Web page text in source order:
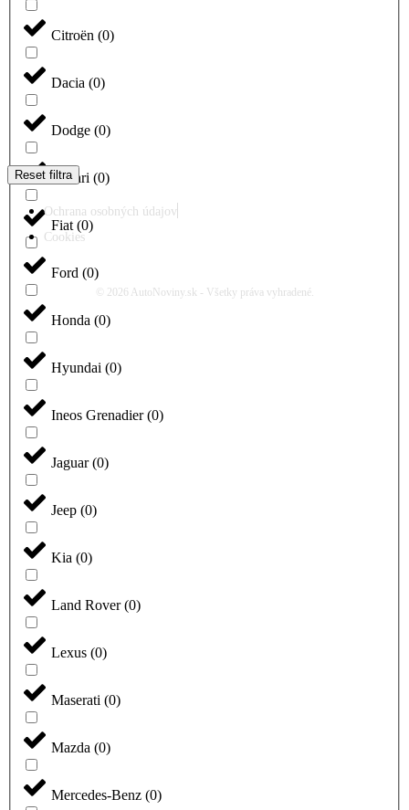
Citroën (0)
Dacia (0)
Dodge (0)
Ferrari (0)
Fiat (0)
Ford (0)
Honda (0)
Hyundai (0)
Ineos Grenadier(0)
Jaguar(0)
Jeep (0)
Kia (0)
Land Rover(0)
Lexus (0)
Maserati (0)
Mazda (0)
Mercedes-Benz (0)
Reset filtra
Ochrana osobných údajov
Cookies
© 2026 AutoNoviny.sk - Všetky práva vyhradené.